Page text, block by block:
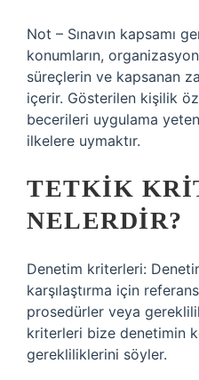
Not – Sınavın kapsamı
konumların,
süreçlerin ve kapsanan
içerir. Gösterilen kişilik
becerileri uygulama
ilkelere uymaktır.
TETKIK
NELERDIR?
Denetim kriterleri:
karşılaştırma için
prosedürler veya
kriterleri bize denetimin
gerekliliklerini söyler.